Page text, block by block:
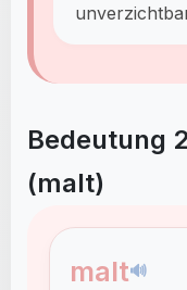
Bedeutung
(malt)
malt🔊